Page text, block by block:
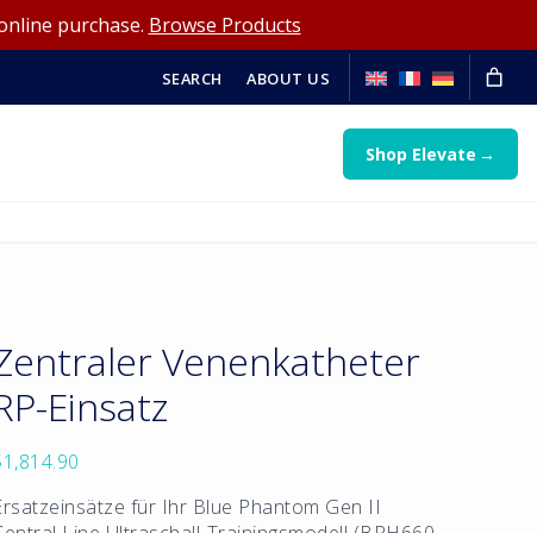
purchase. Browse Products
SEARCH ABOUT US
Shop Elevate
Venenkatheter
Einsatz
1,814.90
für Ihr Blue Phantom Gen II